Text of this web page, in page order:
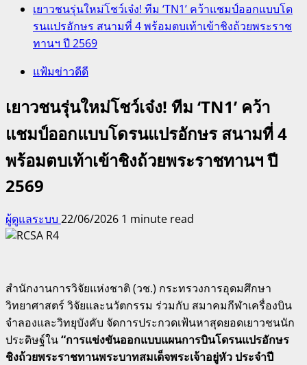
เยาวชนรุ่นใหม่โชว์เจ๋ง! ทีม ‘TN1’ คว้าแชมป์ออกแบบโด
รนแปรอักษร สนามที่ 4 พร้อมตบเท้าเข้าชิงถ้วยพระราช
ทานฯ ปี 2569
แฟ้มข่าวดีดี
เยาวชนรุ่นใหม่โชว์เจ๋ง! ทีม ‘TN1’ คว้า
แชมป์ออกแบบโดรนแปรอักษร สนามที่ 4
พร้อมตบเท้าเข้าชิงถ้วยพระราชทานฯ ปี
2569
ผู้ดูแลระบบ 22/06/2026 1 minute read
สำนักงานการวิจัยแห่งชาติ (วช.) กระทรวงการอุดมศึกษา
วิทยาศาสตร์ วิจัยและนวัตกรรม ร่วมกับ สมาคมกีฬาเครื่องบิน
จำลองและวิทยุบังคับ จัดการประกวดเฟ้นหาสุดยอดเยาวชนนัก
ประดิษฐ์ใน“การแข่งขันออกแบบแผนการบินโดรนแปรอักษร
ชิงถ้วยพระราชทานพระบาทสมเด็จพระเจ้าอยู่หัว ประจำปี